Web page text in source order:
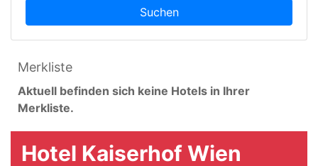
Suchen
Merkliste
Aktuell befinden sich keine Hotels in Ihrer
Merkliste.
Hotel Kaiserhof Wien